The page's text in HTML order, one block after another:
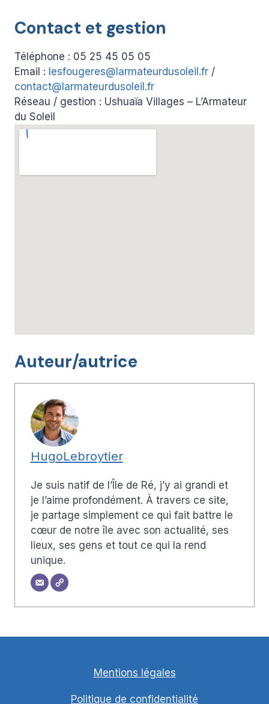
Contact et gestion
Téléphone : 05 25 45 05 05
Email : lesfougeres@larmateurdusoleil.fr /
contact@larmateurdusoleil.fr
Réseau / gestion : Ushuaïa Villages – L’Armateur
du Soleil
Auteur/autrice
HugoLebroytier
Je suis natif de l’Île de Ré, j’y ai grandi et
je l’aime profondément. À travers ce site,
je partage simplement ce qui fait battre le
cœur de notre île avec son actualité, ses
lieux, ses gens et tout ce qui la rend
unique.
Mentions légales
Politique de confidentialité